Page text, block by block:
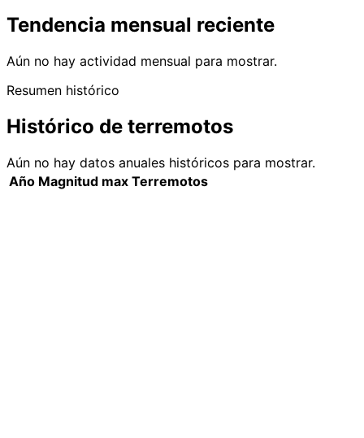
Tendencia mensual reciente
Aún no hay actividad mensual para mostrar.
Resumen histórico
Histórico de terremotos
Aún no hay datos anuales históricos para mostrar.
Año Magnitud max Terremotos